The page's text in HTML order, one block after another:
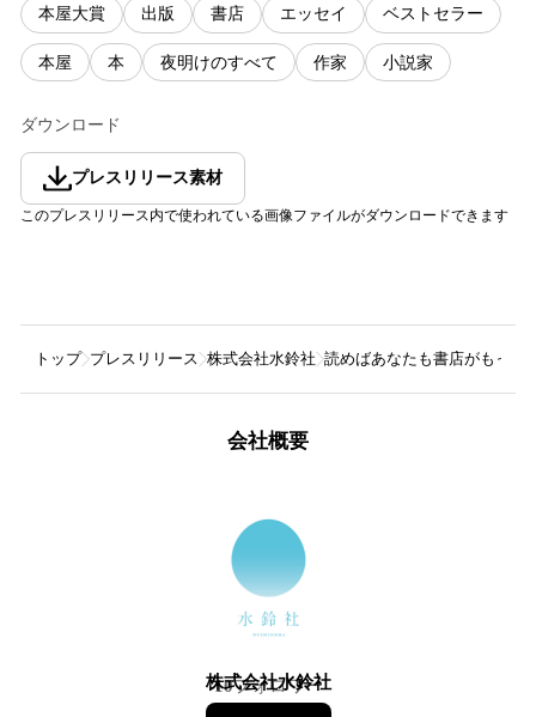
本屋大賞 出版 書店 エッセイ ベストセラー
本屋 本 夜明けのすべて 作家 小説家
ダウンロード
プレスリリース素材
このプレスリリース内で使われている画像ファイルがダウンロードできます
トップ プレスリリース 株式会社水鈴社 読めばあなたも書店がもっ
会社概要
株式会社水鈴社
10フォロワー